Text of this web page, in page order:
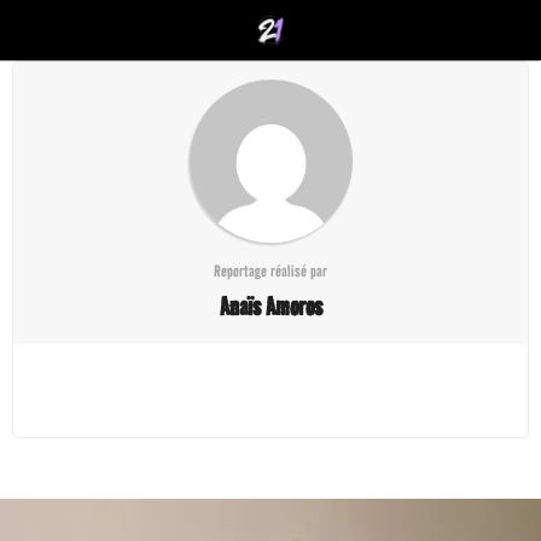
Reportage réalisé par
Anaïs Amoros